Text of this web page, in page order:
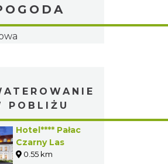
POBLIŻU
Hotel**** Pałac
Czarny Las
0.55 km